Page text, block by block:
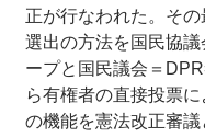
正が行なわれた。そ
選出の方法を国民協
ープと国民議会＝
ら有権者の直接投票
の機能を憲法改正審